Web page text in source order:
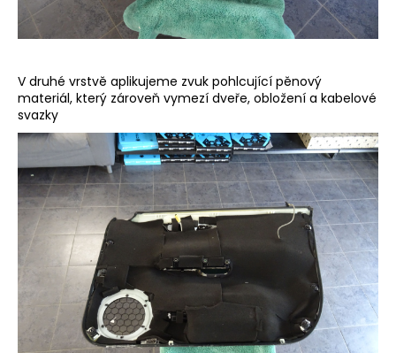
V druhé vrstvě aplikujeme zvuk pohlcující pěnový
materiál, který zároveň vymezí dveře, obložení a kabelové
svazky